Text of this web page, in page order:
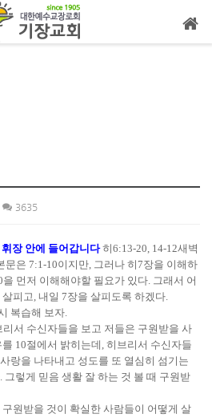
3635
장 안에 들어갑니다히6:13-20, 14-12새벽
문은 7:1-10이지만, 그러나 히7장을 이해하
먼저 이해해야할 필요가 있다. 그래서 어
피고, 내일 7장을 살피도록 하겠다.
복습해 보자.
서 수신자들을 보고 저들은 구원받을 사
10절에서 밝히는데, 히브리서 수신자들
랑을 나타내고 성도를 또 열심히 섬기는
렇게 믿음 생활 잘 하는 것 볼 때 구원받
원받을 것이 확실한 사람들이 어떻게 살